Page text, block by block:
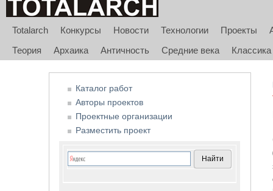
Totalarch Конкурсы Новости Технологии Проекты
Теория
Архаика Античность Средние века Классика
Каталог работ
Авторы проектов
Проектные организации
Разместить проект